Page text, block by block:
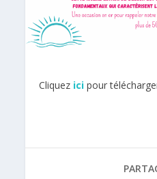
Cliquez ici pour